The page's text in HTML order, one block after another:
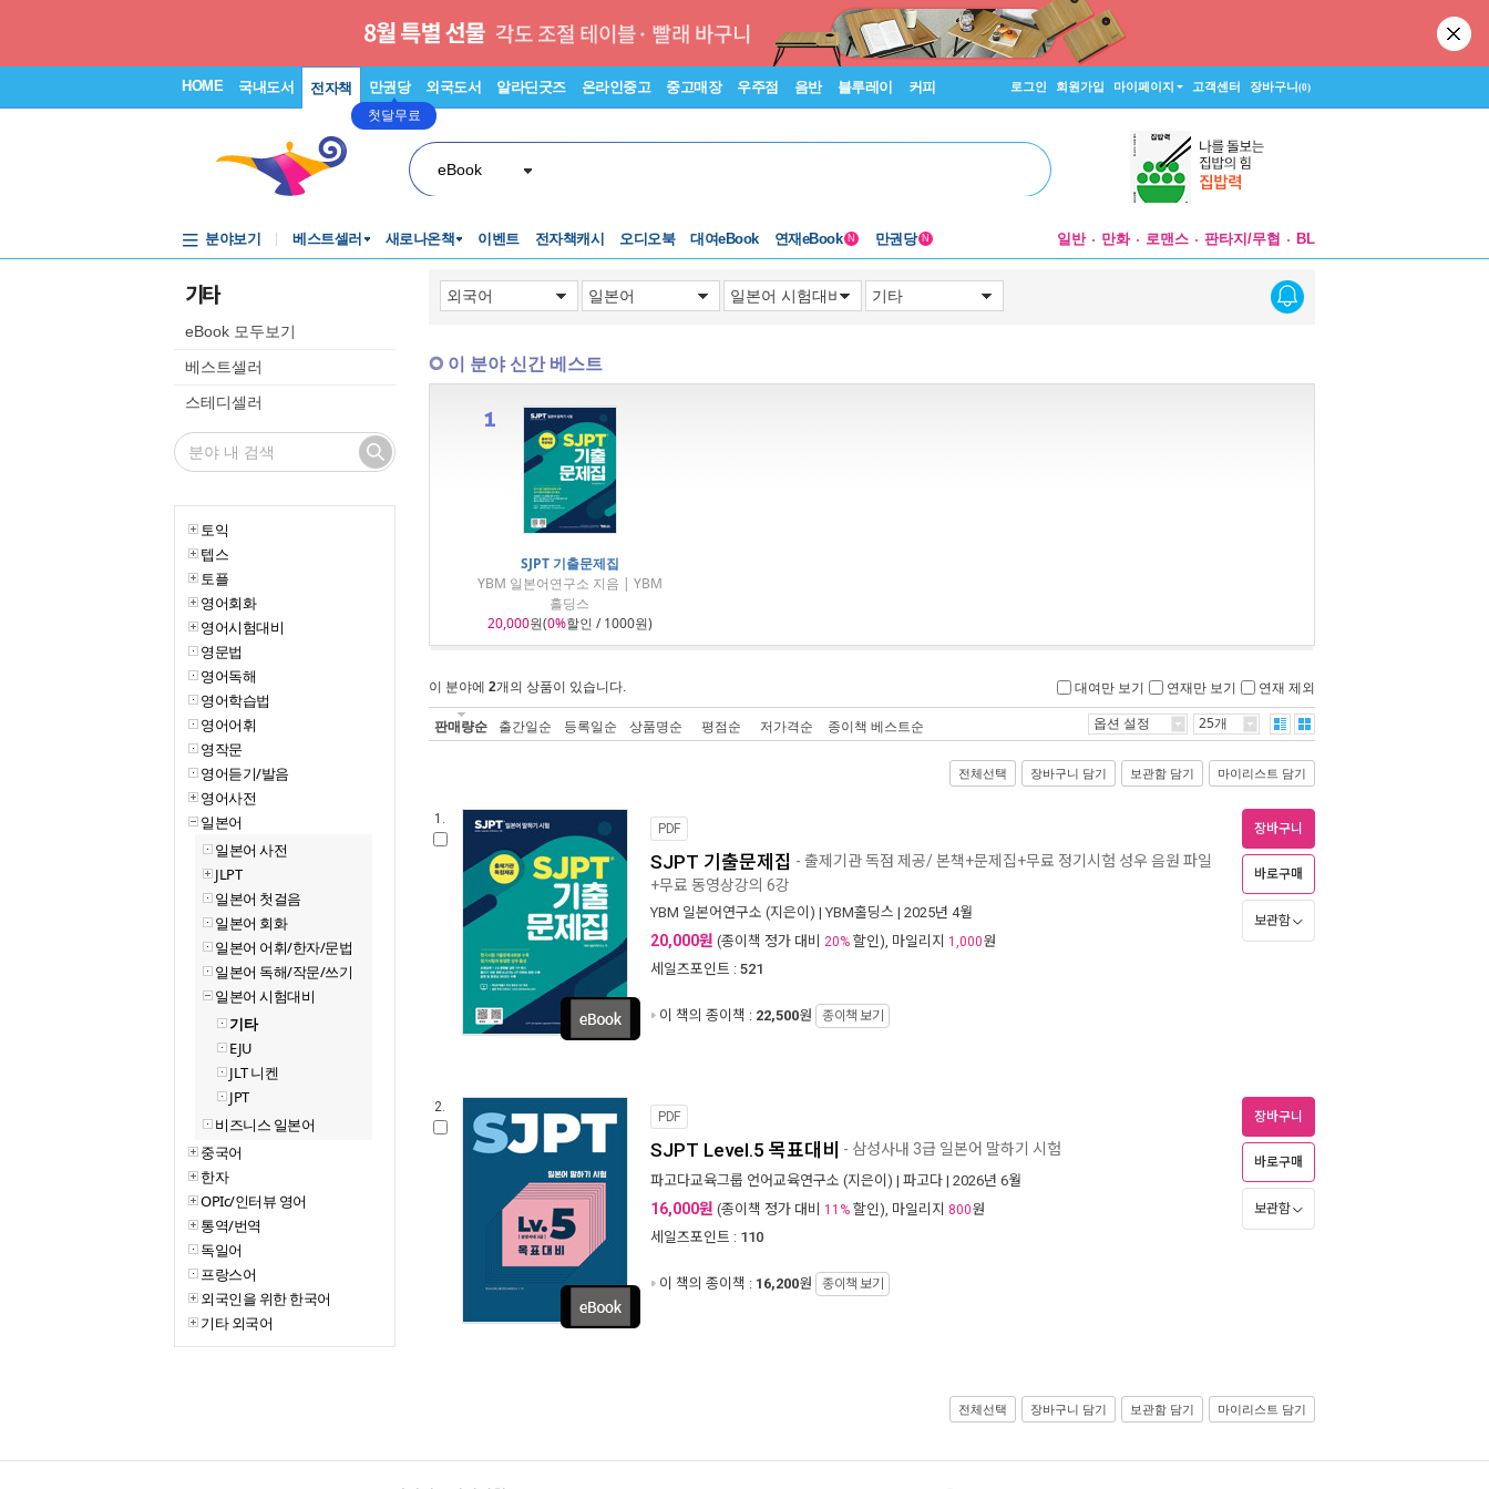
HOME 국내도서 전자책 만권당
첫달무료
외국도서 알라딘굿즈 온라인중고 중고매장 우주점 음반 블루레이 커피 로그인 회원가입 마이페이지 고객센터 장바구니(0)
eBook
분야보기 베스트셀러 새로나온책 이벤트 전자책캐시 오디오북 대여eBook 연재eBook N 만권당 N 일반 만화 로맨스 판타지/무협 BL
기타
eBook 모두보기
베스트셀러
스테디셀러
토익
텝스
토플
영어회화
영어시험대비
영문법
영어독해
영어학습법
영어어휘
영작문
영어듣기/발음
영어사전
일본어
일본어 사전
JLPT
일본어 첫걸음
일본어 회화
일본어 어휘/한자/문법
일본어 독해/작문/쓰기
일본어 시험대비
기타
EJU
JLT 니켄
JPT
비즈니스 일본어
중국어
한자
OPIc/인터뷰 영어
통역/번역
독일어
프랑스어
외국인을 위한 한국어
기타 외국어
이 분야 신간 베스트
SJPT 기출문제집
YBM 일본어연구소 지음 | YBM
홀딩스
20,000원(0%할인 / 1000원)
이 분야에 2개의 상품이 있습니다. 대여만 보기 연재만 보기 연재 제외
판매량순 출간일순 등록일순 상품명순 평점순 저가격순 종이책 베스트순 옵션 설정 25개
전체선택 장바구니 담기 보관함 담기 마이리스트 담기
1.
PDF
SJPT 기출문제집 - 출제기관 독점 제공/ 본책+문제집+무료 정기시험 성우 음원 파일
+무료 동영상강의 6강
YBM 일본어연구소 (지은이) | YBM홀딩스 | 2025년 4월
20,000원 (종이책 정가 대비 20% 할인), 마일리지 1,000원
세일즈포인트 : 521
이 책의 종이책 : 22,500원 종이책 보기
장바구니
바로구매
보관함
2.
PDF
SJPT Level.5 목표대비 - 삼성사내 3급 일본어 말하기 시험
파고다교육그룹 언어교육연구소 (지은이) | 파고다 | 2026년 6월
16,000원 (종이책 정가 대비 11% 할인), 마일리지 800원
세일즈포인트 : 110
이 책의 종이책 : 16,200원 종이책 보기
장바구니
바로구매
보관함
전체선택 장바구니 담기 보관함 담기 마이리스트 담기